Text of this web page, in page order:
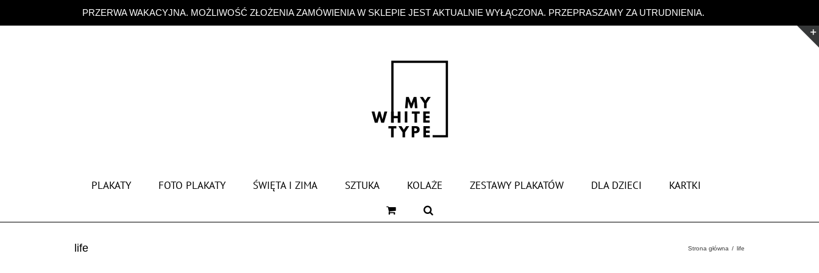
PRZERWA WAKACYJNA. MOŻLIWOŚĆ ZŁOŻENIA ZAMÓWIENIA W SKLEPIE JEST AKTUALNIE WYŁĄCZONA. PRZEPRASZAMY ZA UTRUDNIENIA.
zawartości
PLAKATY FOTO PLAKATY ŚWIĘTA I ZIMA SZTUKA KOLAŻE ZESTAWY PLAKATÓW DLA DZIECI KARTKI
life Strona główna life